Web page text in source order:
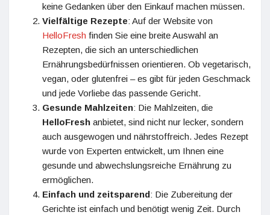
keine Gedanken über den Einkauf machen müssen.
Vielfältige Rezepte: Auf der Website von
HelloFresh finden Sie eine breite Auswahl an
Rezepten, die sich an unterschiedlichen
Ernährungsbedürfnissen orientieren. Ob vegetarisch,
vegan, oder glutenfrei – es gibt für jeden Geschmack
und jede Vorliebe das passende Gericht.
Gesunde Mahlzeiten: Die Mahlzeiten, die
HelloFresh anbietet, sind nicht nur lecker, sondern
auch ausgewogen und nährstoffreich. Jedes Rezept
wurde von Experten entwickelt, um Ihnen eine
gesunde und abwechslungsreiche Ernährung zu
ermöglichen.
Einfach und zeitsparend: Die Zubereitung der
Gerichte ist einfach und benötigt wenig Zeit. Durch